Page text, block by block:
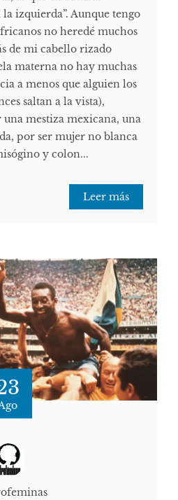
izquierda”. Aunque tengo
no heredé muchos
de mi cabello rizado
materna no hay muchas
a menos que alguien los
saltan a la vista),
mestiza mexicana, una
por ser mujer no blanca
y colon...
Leer más